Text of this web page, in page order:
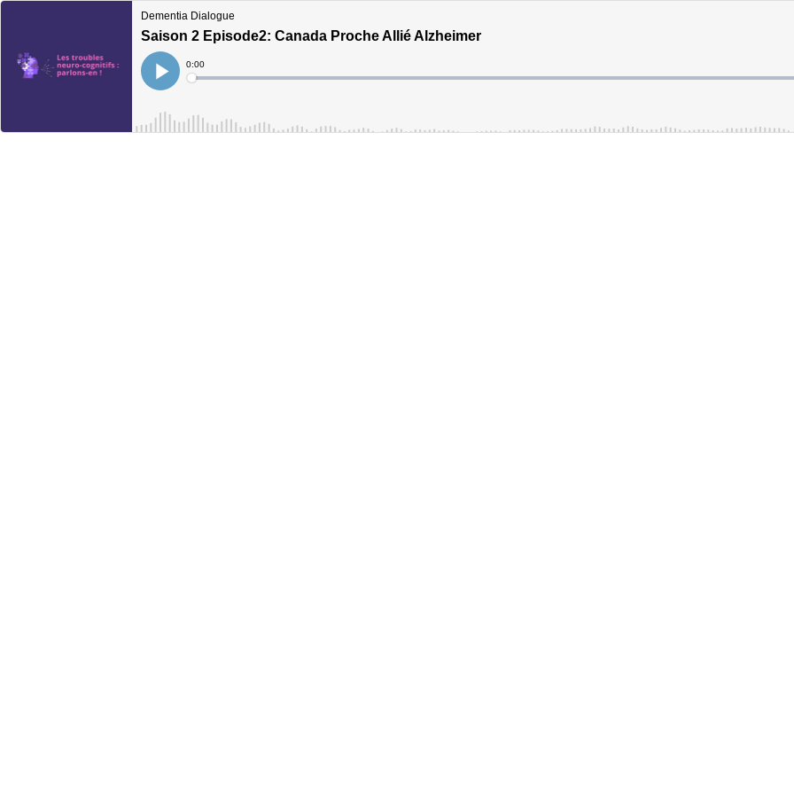
Dementia Dialogue
Saison 2 Episode2: Canada Proche Allié Alzheimer
Play
Current
Time
0:00
Loaded: